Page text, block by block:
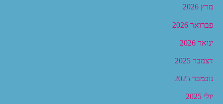
מרץ 2026
פברואר 2026
ינואר 2026
דצמבר 2025
נובמבר 2025
יולי 2025